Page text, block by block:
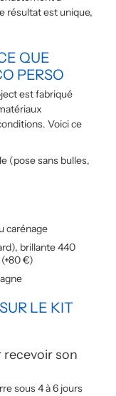
résultat est unique,
QUE
PERSO
est fabriqué
Voici ce
(pose sans bulles,
carénage
brillante 440
€)
LE KIT
son
sous 4 à 6 jours